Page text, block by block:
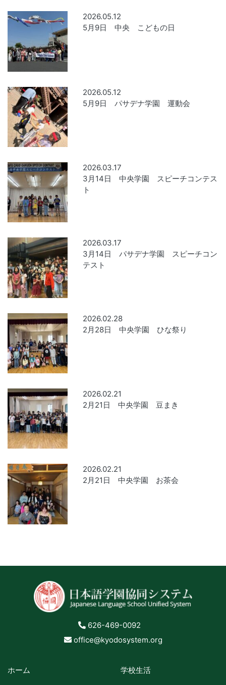
2026.05.12
5月9日 中央 こどもの日
2026.05.12
5月9日 パサデナ学園 運動会
2026.03.17
3月14日 中央学園 スピーチコンテス
ト
2026.03.17
3月14日 パサデナ学園 スピーチコン
テスト
2026.02.28
2月28日 中央学園 ひな祭り
2026.02.21
2月21日 中央学園 豆まき
2026.02.21
2月21日 中央学園 お茶会
626-469-0092
office@kyodosystem.org
ホーム 学校生活